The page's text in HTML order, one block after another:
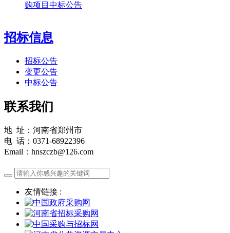
购项目中标公告
招标信息
招标公告
变更公告
中标公告
联系我们
地 址：河南省郑州市
电 话：0371-68922396
Email：hnszczb@126.com
友情链接 :